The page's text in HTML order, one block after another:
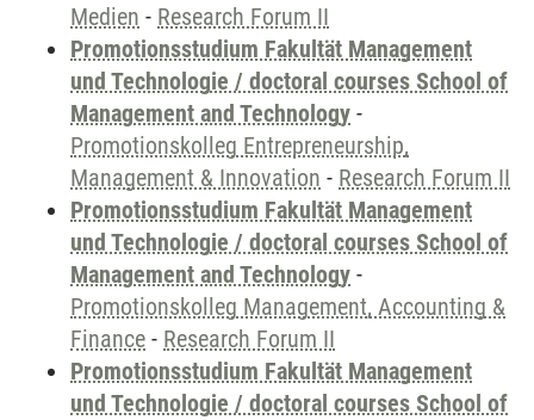
Medien - Research Forum II
Promotionsstudium Fakultät Management
und Technologie / doctoral courses School of
Management and Technology -
Promotionskolleg Entrepreneurship,
Management & Innovation - Research Forum II
Promotionsstudium Fakultät Management
und Technologie / doctoral courses School of
Management and Technology -
Promotionskolleg Management, Accounting &
Finance - Research Forum II
Promotionsstudium Fakultät Management
und Technologie / doctoral courses School of